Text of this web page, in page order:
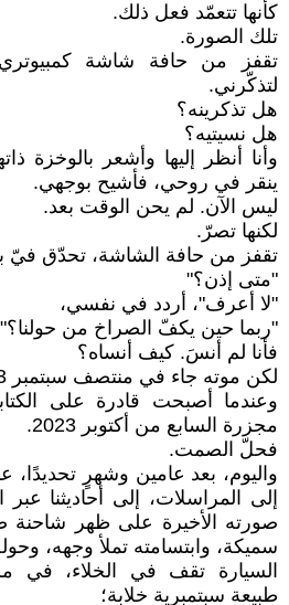
كأنها تتعمّد فعل ذلك.
تلك الصورة.
تقفز من حافة شاشة كمبيوتري
لتذكّرني.
هل تذكرينه؟
هل نسيتيه؟
وأنا أنظر إليها وأشعر بالوخزة
ينقر في روحي، فأشيح بوجهي.
ليس الآن. لم يحن الوقت بعد.
لكنها تصرّ.
تقفز من حافة الشاشة، تحدّق فيّ
"متى إذن؟"
"لا أعرف"، أردد في نفسي،
"ربما حين يكفّ الصراخ من حولنا؟"
فأنا لم أنسَ. كيف أنساه؟
لكن موته جاء في منتصف سبتمبر 2023،
وعندما أصبحت قادرة على
مجزرة السابع من أكتوبر 2023.
فحلّ الصمت.
واليوم، بعد عامين وشهرٍ
إلى المراسلات، إلى أحاديثنا
صورته الأخيرة على ظهر شاحنة
سميكة، وابتسامته تملأ وجهه،
السيارة تقف في الخلاء،
طبيعة سبتمبرية خلابة؛